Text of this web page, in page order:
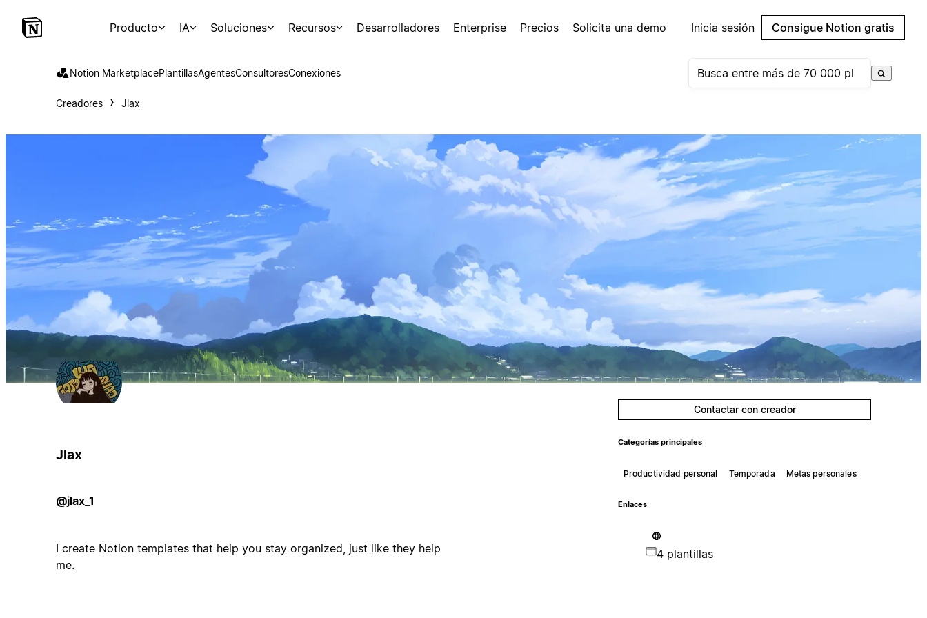
Producto IA Soluciones Recursos Desarrolladores Enterprise Precios Solicita una demo Inicia sesión Consigue Notion gratis
Notion MarketplacePlantillasAgentesConsultoresConexiones
Creadores Jlax
Jlax
@jlax_1
I create Notion templates that help you stay organized, just like they help
me.
Contactar con creador
Categorías principales
Productividad personal Temporada Metas personales
Enlaces
4 plantillas